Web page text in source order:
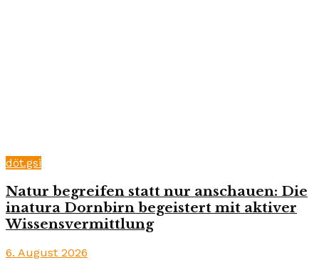
döt.gsi
Natur begreifen statt nur anschauen: Die
inatura Dornbirn begeistert mit aktiver
Wissensvermittlung
6. August 2026